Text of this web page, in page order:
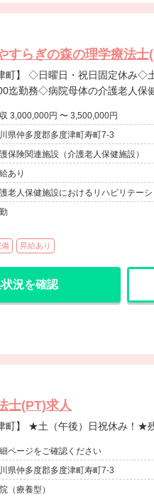
すらぎの森の理学療法士
勤した場合は平
迄勤務◇病院母体の介護老人保
年収 3,000,000円 〜 3,500,000円
県仲多度郡多度津町寿町7-3
保険関連施設（介護老人保健施設）
あり
老人保健施設におけるリハビリテー
備 昇給あり
況を確認
士(PT)求人
【香川県/仲多度郡多度津町】 ★土（
ページをご確認ください
県仲多度郡多度津町寿町7-3
（療養型）